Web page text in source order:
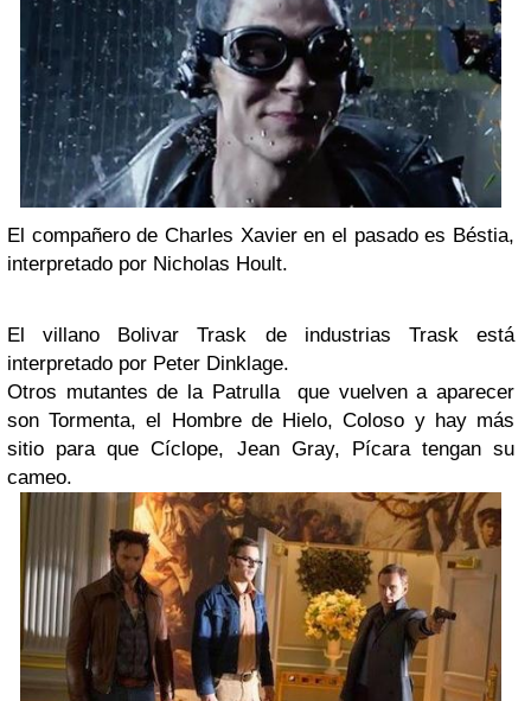
El compañero de Charles Xavier en el pasado es Béstia,
interpretado por Nicholas Hoult.
El villano Bolivar Trask de industrias Trask está
interpretado por Peter Dinklage.
Otros mutantes de la Patrulla que vuelven a aparecer
son Tormenta, el Hombre de Hielo, Coloso y hay más
sitio para que Cíclope, Jean Gray, Pícara tengan su
cameo.